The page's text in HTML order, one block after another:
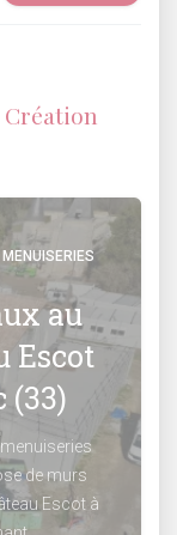
MENUISERIES
au
Escot
(33)
de murs
Escot à